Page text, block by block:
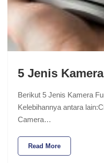
5 Jenis
Berikut 5 Jenis Kamera
Kelebihannya antara
Camera…
Read More